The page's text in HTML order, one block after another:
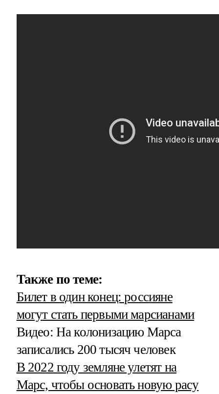
Также по теме:
Билет в один конец: россияне
могут стать первыми марсианами
Видео: На колонизацию Марса
записались 200 тысяч человек
В 2022 году земляне улетят на
Марс, чтобы основать новую расу